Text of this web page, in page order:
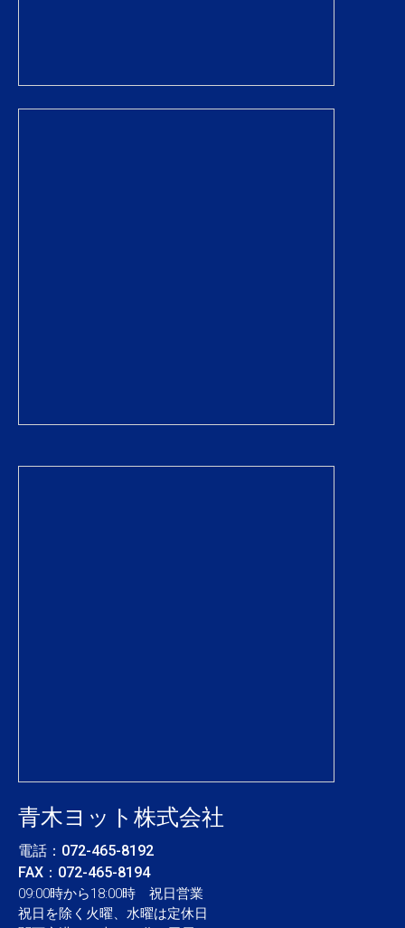
青木ヨット株式会社
電話： 072-465-8192
FAX：072-465-8194
09:00時から18:00時 祝日営業
祝日を除く火曜、水曜は定休日